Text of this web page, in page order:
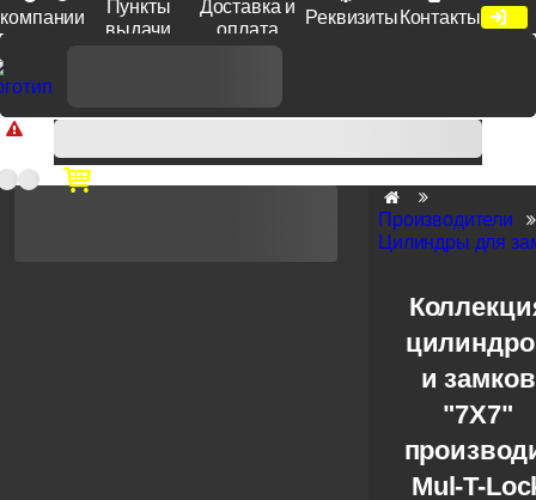
компании
Пункты
выдачи
Доставка и
оплата
Реквизиты Контакты
Доп. скидка от цен на сайте 7% при заказе от 50 тыс. руб
продукции Venezia, Fratelli, Tupai, Extreza, Melodia, Forme при
оплате по счету.
Производители
Цилиндры для
и замков
"7X7"
Mul-T-